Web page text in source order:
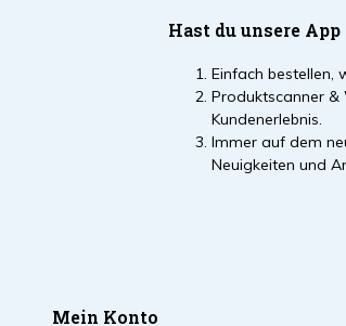
Hast du unsere App
Einfach bestellen,
Produktscanner &
Kundenerlebnis.
Immer auf dem
Neuigkeiten und
Mein Konto